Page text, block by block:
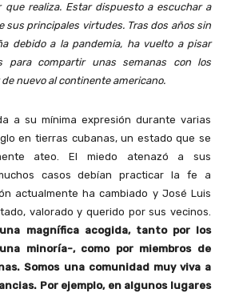
realiza. Estar dispuesto a escuchar a
sus principales virtudes. Tras dos años sin
debido a la pandemia, ha vuelto a pisar
para compartir unas semanas con los
nuevo al continente americano.
a su mínima expresión durante varias
en tierras cubanas, un estado que se
ateo. El miedo atenazó a sus
casos debían practicar la fe a
actualmente ha cambiado y José Luis
valorado y querido por sus vecinos.
magnífica acogida, tanto por los
minoría-, como por miembros de
Somos una comunidad muy viva a
Por ejemplo, en algunos lugares